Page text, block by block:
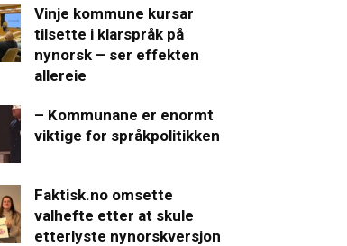
Vinje kommune kursar
tilsette i klarspråk på
nynorsk – ser effekten
allereie
– Kommunane er enormt
viktige for språkpolitikken
Faktisk.no omsette
valhefte etter at skule
etterlyste nynorskversjon